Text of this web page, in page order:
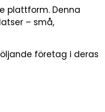
plattform. Denna
– små,
företag i deras